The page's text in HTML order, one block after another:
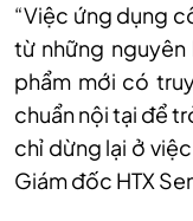
“Việc ứng dụng
từ những nguyên
phẩm mới có
chuẩn nội tại để
chỉ dừng lại ở
Giám đốc HTX